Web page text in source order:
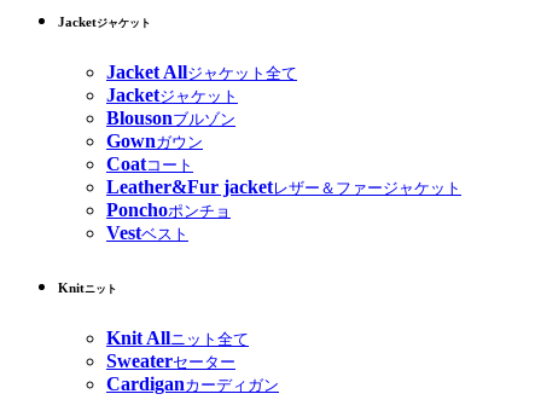
Jacketジャケット
Jacket Allジャケット全て
Jacketジャケット
Blousonブルゾン
Gownガウン
Coatコート
Leather&Fur jacketレザー＆ファージャケット
Ponchoポンチョ
Vestベスト
Knitニット
Knit Allニット全て
Sweaterセーター
Cardiganカーディガン